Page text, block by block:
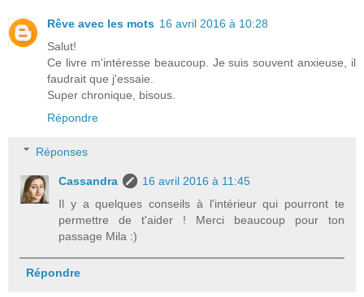
Rêve avec les mots 16 avril 2016 à 10:28
Salut!
Ce livre m'intéresse beaucoup. Je suis souvent anxieuse, il
faudrait que j'essaie.
Super chronique, bisous.
Répondre
Réponses
Cassandra
16 avril 2016 à 11:45
Il y a quelques conseils à l'intérieur qui pourront te
permettre de t'aider ! Merci beaucoup pour ton
passage Mila :)
Répondre